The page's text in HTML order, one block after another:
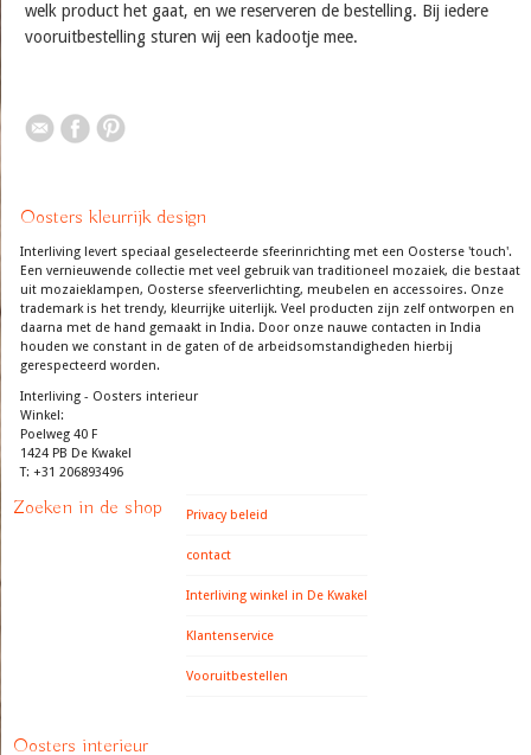
welk product het gaat, en we reserveren de bestelling. Bij iedere
vooruitbestelling sturen wij een kadootje mee.
Oosters kleurrijk design
Interliving levert speciaal geselecteerde sfeerinrichting met een Oosterse 'touch'.
Een vernieuwende collectie met veel gebruik van traditioneel mozaiek, die bestaat
uit mozaieklampen, Oosterse sfeerverlichting, meubelen en accessoires. Onze
trademark is het trendy, kleurrijke uiterlijk. Veel producten zijn zelf ontworpen en
daarna met de hand gemaakt in India. Door onze nauwe contacten in India
houden we constant in de gaten of de arbeidsomstandigheden hierbij
gerespecteerd worden.
Interliving - Oosters interieur
Winkel:
Poelweg 40 F
1424 PB De Kwakel
T: +31 206893496
Zoeken in de shop Privacy beleid
contact
Interliving winkel in De Kwakel
Klantenservice
Vooruitbestellen
Oosters interieur